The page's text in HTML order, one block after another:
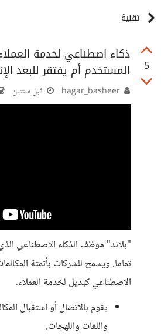
تقنية
5
ذكاء اصطناعي لخدمة
المستخدم أم يفتقر للبعد
قبل سنتين
"بلاند" موظف الذكاء الاصطناعي
تماما. ويسمح للشركات بأتمتة
الاصطناعي كبديل لخدمة العملاء.
يقوم بالاتصال أو استقبال
واللغات واللهجات.